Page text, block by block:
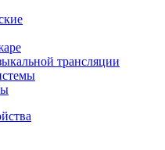
трансляции